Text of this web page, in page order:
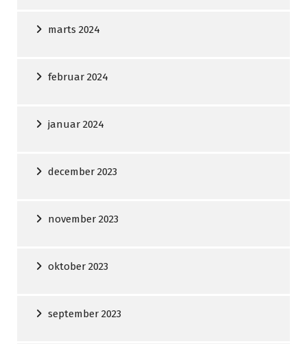
marts 2024
februar 2024
januar 2024
december 2023
november 2023
oktober 2023
september 2023